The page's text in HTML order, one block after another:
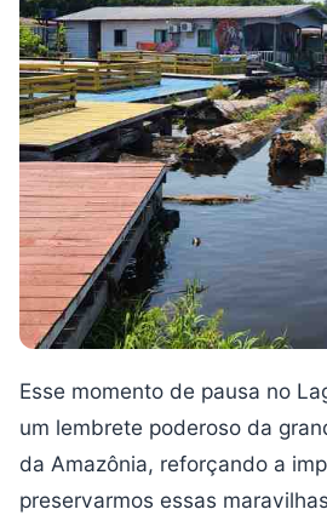
Esse momento de pausa no
um lembrete poderoso da
da Amazônia, reforçando a
preservarmos essas